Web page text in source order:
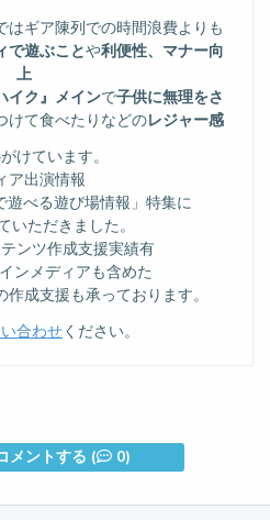
はギア陳列での時間浪費よりも
で遊ぶことや利便性、マナー向
上
イク』メインで子供に無理をさ
けて食べたりなどのレジャー感
けています。
ア出演情報
遊べる遊び場情報」特集に
いただきました。
ンツ作成支援実績有
ンメディアも含めた
成支援も承っております。
合わせください。
メントする ( 0)